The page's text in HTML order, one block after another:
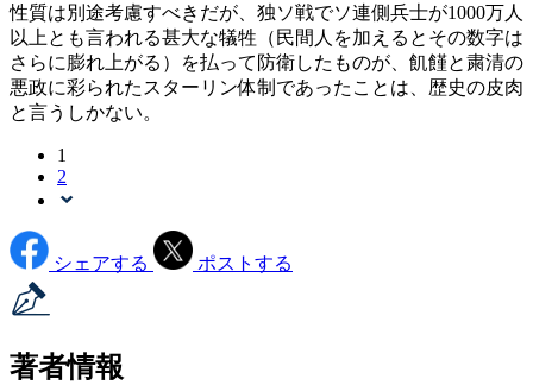
性質は別途考慮すべきだが、独ソ戦でソ連側兵士が1000万人
以上とも言われる甚大な犠牲（民間人を加えるとその数字は
さらに膨れ上がる）を払って防衛したものが、飢饉と粛清の
悪政に彩られたスターリン体制であったことは、歴史の皮肉
と言うしかない。
1
2
シェアする ポストする
著者情報